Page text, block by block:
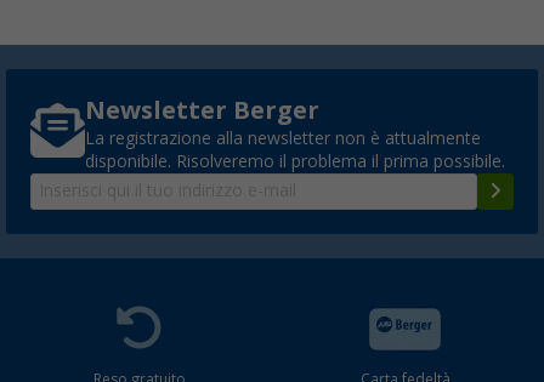
Newsletter Berger
La registrazione alla newsletter non è attualmente
disponibile. Risolveremo il problema il prima possibile.